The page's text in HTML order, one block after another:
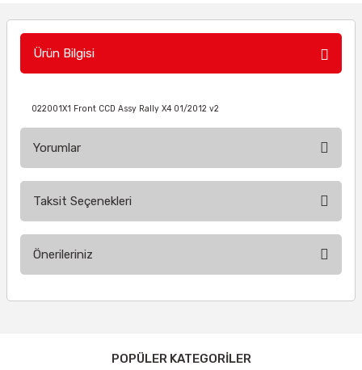
Ürün Bilgisi
022001X1 Front CCD Assy Rally X4 01/2012 v2
Yorumlar
Taksit Seçenekleri
Önerileriniz
Görüş ve önerileriniz için teşekkür ederiz.
POPÜLER KATEGORİLER